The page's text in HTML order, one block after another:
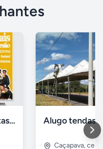
Telegrama animado - festas - presentes e eventos
Caçapava,